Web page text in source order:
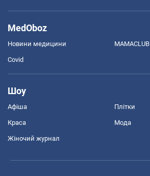
MedOboz
Новини медицини MAMACLUB
Covid
Шоу
Афіша Плітки
Краса Мода
Жіночий журнал